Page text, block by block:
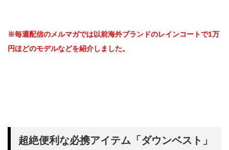
※毎週配信のメルマガでは以前海外ブランドのレインコートで1万
円ほどのモデルなどを紹介しました。
超絶便利な必携アイテム「ダウンベスト」